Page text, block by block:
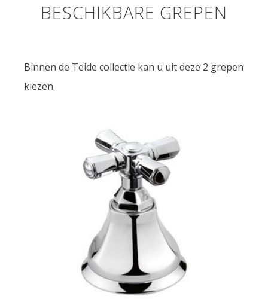
BESCHIKBARE GREPEN
Binnen de Teide collectie kan u uit deze 2 grepen
kiezen.